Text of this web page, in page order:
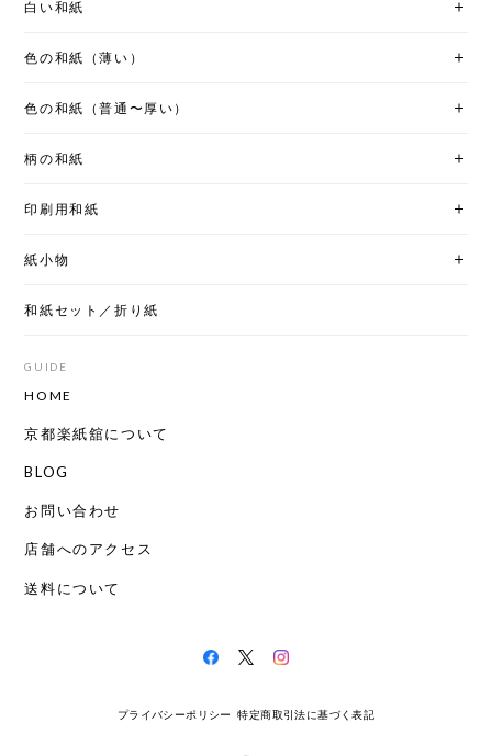
白い和紙
色の和紙（薄い）
色の和紙（普通〜厚い）
柄の和紙
印刷用和紙
紙小物
和紙セット／折り紙
GUIDE
HOME
京都楽紙舘について
BLOG
お問い合わせ
店舗へのアクセス
送料について
プライバシーポリシー 特定商取引法に基づく表記